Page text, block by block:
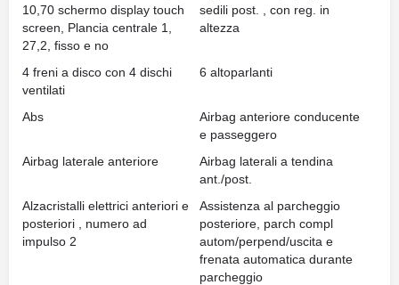
10,70 schermo display touch
screen, Plancia centrale 1,
27,2, fisso e no
sedili post. , con reg. in
altezza
4 freni a disco con 4 dischi
ventilati
6 altoparlanti
Abs
Airbag anteriore conducente
e passeggero
Airbag laterale anteriore
Airbag laterali a tendina
ant./post.
Alzacristalli elettrici anteriori e
posteriori , numero ad
impulso 2
Assistenza al parcheggio
posteriore, parch compl
autom/perpend/uscita e
frenata automatica durante
parcheggio